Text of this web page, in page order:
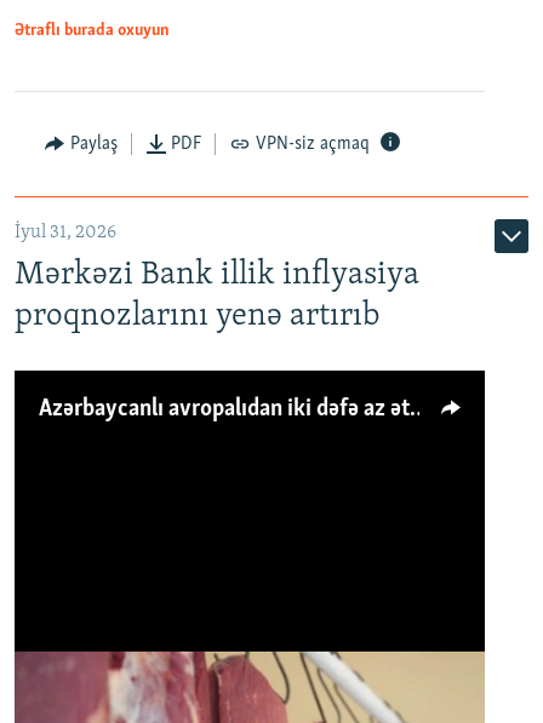
Ətraflı burada oxuyun
Paylaş PDF VPN-siz açmaq
İyul 31, 2026
Mərkəzi Bank illik inflyasiya
proqnozlarını yenə artırıb
Azərbaycanlı avropalıdan iki dəfə az ət yeyir, amma... 'Qiymət artımı qaçılmazdır'